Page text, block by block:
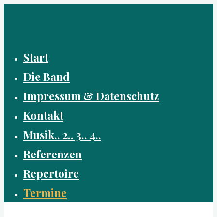
Start
Die Band
Impressum & Datenschutz
Kontakt
Musik.. 2.. 3.. 4..
Referenzen
Repertoire
Termine